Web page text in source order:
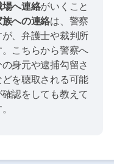
場へ連絡がいくこと
族への連絡は、警察
、弁護士や裁判所
こちらから警察へ
身元や逮捕勾留さ
を聴取される可能
認をしても教えて